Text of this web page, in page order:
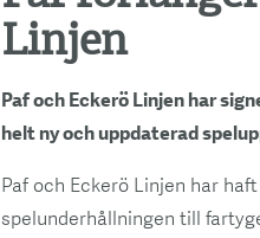
Linjen
Paf och Eckerö Linjen har
helt ny och uppdaterad
Paf och Eckerö Linjen har
spelunderhållningen till